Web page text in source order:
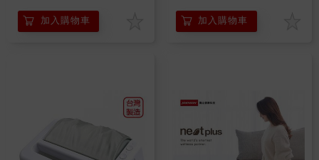
加入購物車 加入購物車